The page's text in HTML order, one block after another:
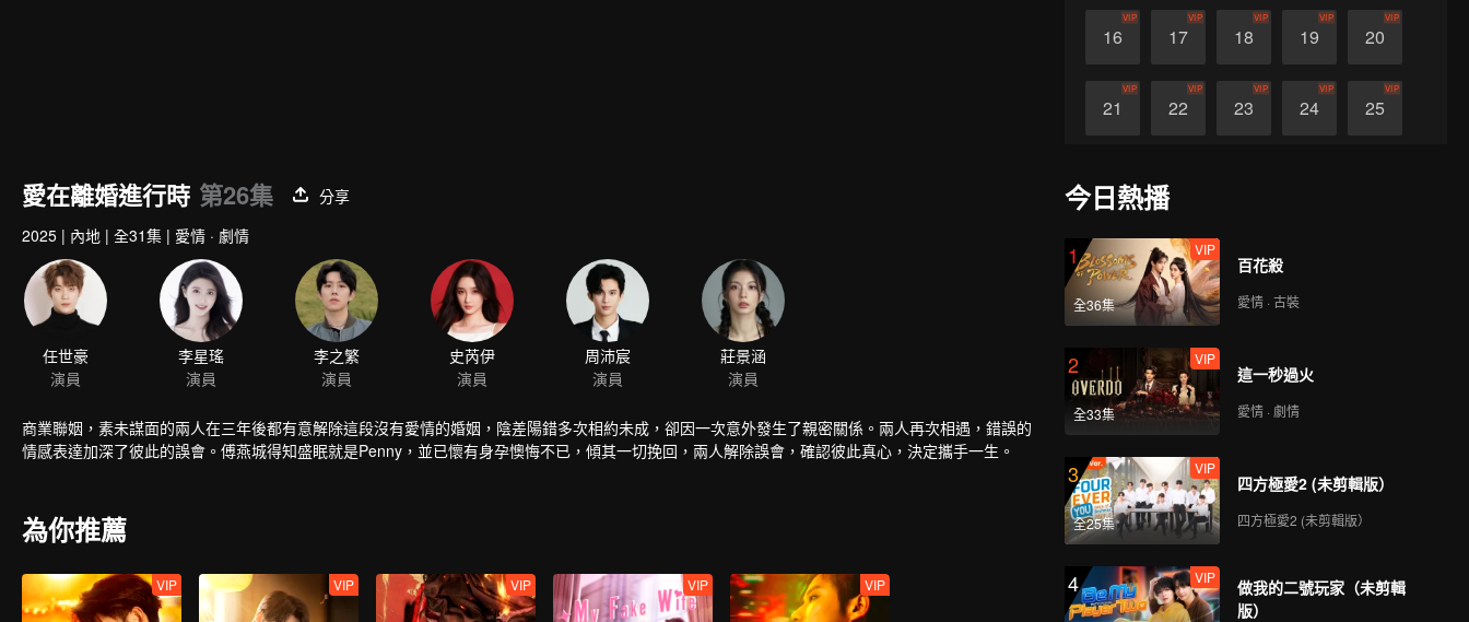
16
VIP
17
VIP
18
VIP
19
VIP
20
VIP
21
VIP
22
VIP
23
VIP
24
VIP
25
VIP
27
愛在離婚進行時 第26集
分享
2025 | 內地 | 全31集 | 愛情 · 劇情
任世豪
演員
李星瑤
演員
李之繁
演員
史芮伊
演員
周沛宸
演員
莊景涵
演員
商業聯姻，素未謀面的兩人在三年後都有意解除這段沒有愛情的婚姻，陰差陽錯多次相約未成，卻因一次意外發生了親密關係。兩人再次相遇，錯誤的
情感表達加深了彼此的誤會。傅燕城得知盛眠就是Penny，並已懷有身孕懊悔不已，傾其一切挽回，兩人解除誤會，確認彼此真心，決定攜手一生。
為你推薦
VIP VIP VIP VIP VIP
今日熱播
1
全36集
VIP
百花殺
愛情 · 古裝
2
全33集
VIP
這一秒過火
愛情 · 劇情
3
全25集
VIP
四方極愛2 (未剪輯版）
四方極愛2 (未剪輯版）
4 VIP
做我的二號玩家（未剪輯
版）